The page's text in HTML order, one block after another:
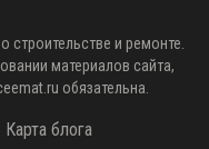
строительстве и ремонте.
материалов сайта,
обязательна.
Карта блога